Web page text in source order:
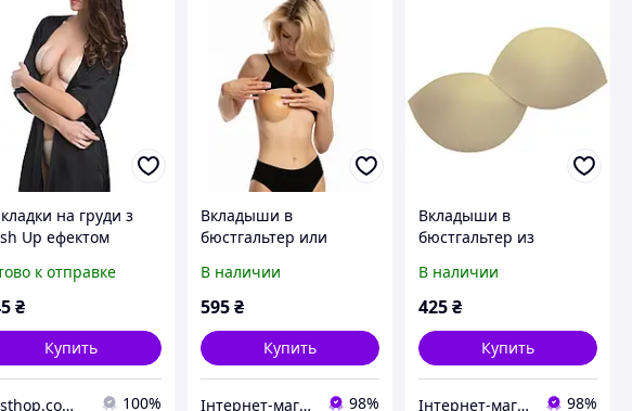
на груди з
Up ефектом
к отправке
₴
Купить
Besthop.com.ua 100%
Вкладыши в
бюстгальтер или
Julimex WS-29 FULL CUP
самоклеющийся C/D
В наличии
595 ₴
Купить
Інтернет-магазин "Carmen" 98%
Вкладыши в
бюстгальтер из
26 full cup push-up B
В наличии
425₴
Купить
Інтернет-магазин "Carmen" 98%